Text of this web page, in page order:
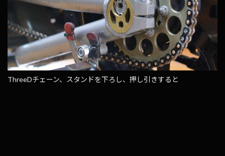
ThreeDチェーン、スタンドを下ろし、押し引きすると